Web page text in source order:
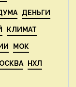
ДЕНЬГИ
КЛИМАТ
МОК
НХЛ